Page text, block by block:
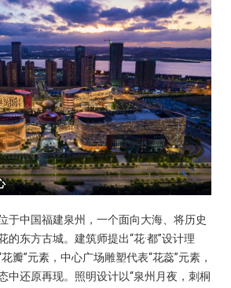
于中国福建泉州，一个面向大海、将历史
的东方古城。建筑师提出“花·都”设计理
瓣”元素，中心广场雕塑代表“花蕊”元素，
中还原再现。照明设计以“泉州月夜，刺桐